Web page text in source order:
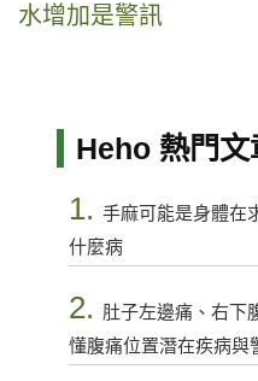
水增加是警訊
Heho 熱門文
1. 手麻可能是身體在
什麼病
2. 肚子左邊痛、右下
懂腹痛位置潛在疾病與